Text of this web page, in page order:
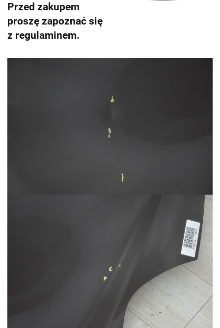
Przed zakupem
proszę zapoznać się
z regulaminem.